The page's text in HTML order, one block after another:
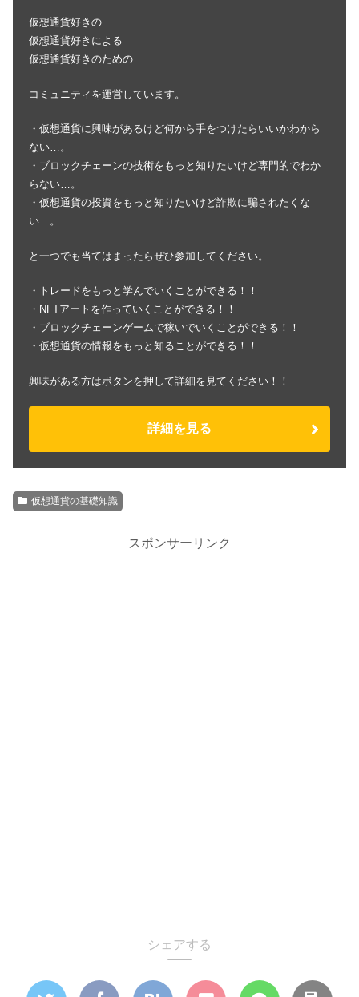
仮想通貨好きの
仮想通貨好きによる
仮想通貨好きのための
コミュニティを運営しています。
・仮想通貨に興味があるけど何から手をつけたらいいかわから
ない…。
・ブロックチェーンの技術をもっと知りたいけど専門的でわか
らない…。
・仮想通貨の投資をもっと知りたいけど詐欺に騙されたくな
い…。
と一つでも当てはまったらぜひ参加してください。
・トレードをもっと学んでいくことができる！！
・NFTアートを作っていくことができる！！
・ブロックチェーンゲームで稼いでいくことができる！！
・仮想通貨の情報をもっと知ることができる！！
興味がある方はボタンを押して詳細を見てください！！
詳細を見る
仮想通貨の基礎知識
スポンサーリンク
シェアする